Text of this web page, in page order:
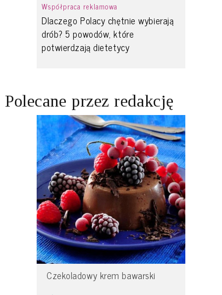
Współpraca reklamowa
Dlaczego Polacy chętnie wybierają
drób? 5 powodów, które
potwierdzają dietetycy
Polecane przez redakcję
Czekoladowy krem bawarski